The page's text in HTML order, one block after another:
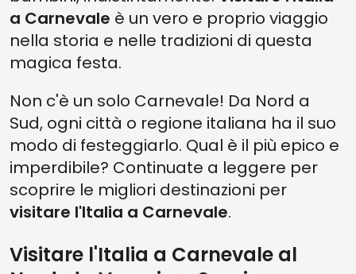
a Carnevale è un vero e proprio viaggio
nella storia e nelle tradizioni di questa
magica festa.
Non c'è un solo Carnevale! Da Nord a
Sud, ogni città o regione italiana ha il suo
modo di festeggiarlo. Qual è il più epico e
imperdibile? Continuate a leggere per
scoprire le migliori destinazioni per
visitare l'Italia a Carnevale.
Visitare l'Italia a Carnevale al